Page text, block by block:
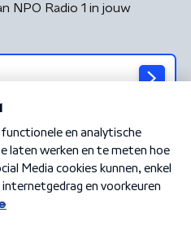
NPO Radio 1 in jouw